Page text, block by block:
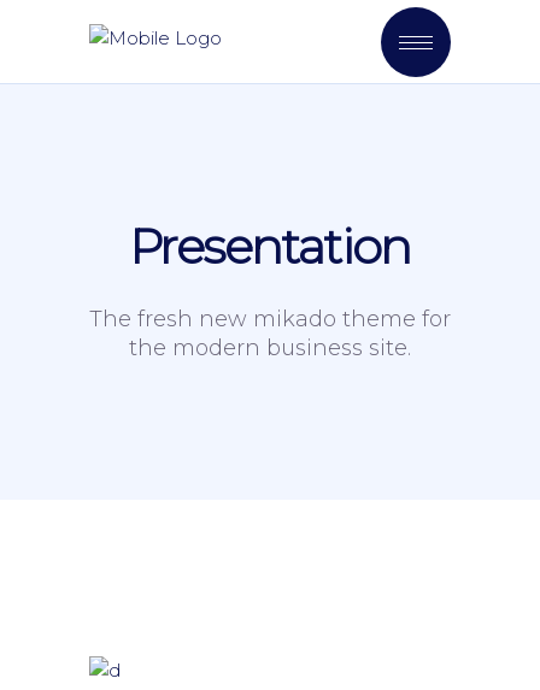
Presentation
The fresh new mikado theme for
the modern business site.